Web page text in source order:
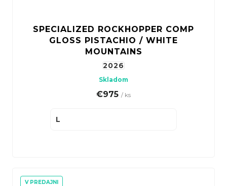
SPECIALIZED ROCKHOPPER COMP
GLOSS PISTACHIO / WHITE
MOUNTAINS
2026
Skladom
€975 / ks
L
V PREDAJNI